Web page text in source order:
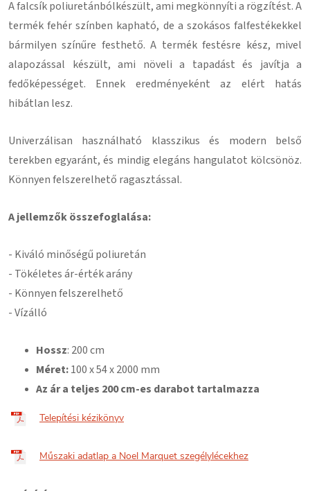
A falcsíkpoliuretánbólkészült, ami megkönnyíti a rögzítést.A
termék fehér színben kapható, de a szokásos falfestékekkel
bármilyen színűre festhető. A termék festésre kész, mivel
alapozással készült, ami növeli a tapadást és javítja a
fedőképességet.
Ennek eredményeként az elért hatás
hibátlan lesz.
Univerzálisan használható klasszikus és modern belső
terekben egyaránt, és mindig elegáns hangulatot kölcsönöz.
Könnyen felszerelhető ragasztással.
A jellemzők összefoglalása:
- Kiváló minőségű poliuretán
- Tökéletes ár-érték arány
- Könnyen felszerelhető
- Vízálló
Hossz: 200 cm
Méret:100 x54 x 2000 mm
Az ár a teljes 200 cm-es darabot tartalmazza
Telepítési kézikönyv
Műszaki adatlap a Noel Marquet szegélylécekhez